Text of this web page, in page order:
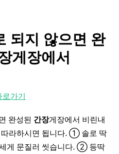
되지 않으면 완
게장에서
로가기
완성된 간장게장에서 비린내
따라하시면 됩니다. ① 솔로 딱
게 문질러 씻습니다. ② 등딱